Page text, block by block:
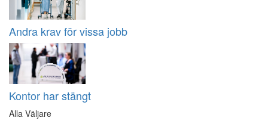
Andra krav för vissa jobb
Kontor har stängt
Alla Väljare